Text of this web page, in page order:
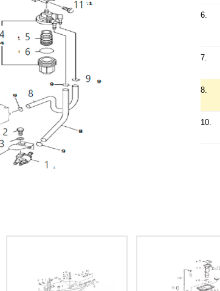
6.
7.
8.
10.